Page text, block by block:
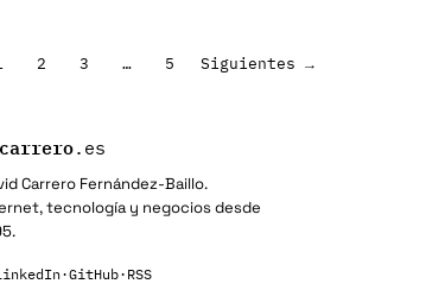
2 3 … 5 Siguientes →
carrero.es
Carrero Fernández-Baillo.
tecnología y negocios desde
·GitHub· RSS